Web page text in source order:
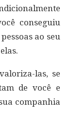
conseguiu
ao seu
las, se
de você e
companhia